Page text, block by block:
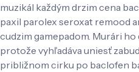
muzikál každým drzim cena
paxil parolex seroxat remood
cudzim gamepadom. Murári
protože vyhľadáva uniesť
približnom cirku po baclofen